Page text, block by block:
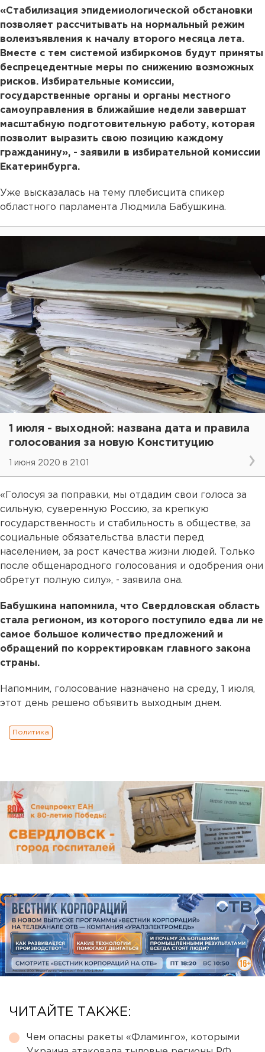
«Стабилизация эпидемиологической обстановки
позволяет рассчитывать на нормальный режим
волеизъявления к началу второго месяца лета.
Вместе с тем системой избиркомов будут приняты
беспрецедентные меры по снижению возможных
рисков. Избирательные комиссии,
государственные органы и органы местного
самоуправления в ближайшие недели завершат
масштабную подготовительную работу, которая
позволит выразить свою позицию каждому
гражданину», - заявили в избирательной комиссии
Екатеринбурга.
Уже высказалась на тему плебисцита спикер
областного парламента Людмила Бабушкина.
1 июля - выходной: названа дата и правила
голосования за новую Конституцию
1 июня 2020 в 21:01
«Голосуя за поправки, мы отдадим свои голоса за
сильную, суверенную Россию, за крепкую
государственность и стабильность в обществе, за
социальные обязательства власти перед
населением, за рост качества жизни людей. Только
после общенародного голосования и одобрения они
обретут полную силу», - заявила она.
Бабушкина напомнила, что Свердловская область
стала регионом, из которого поступило едва ли не
самое большое количество предложений и
обращений по корректировкам главного закона
страны.
Напомним, голосование назначено на среду, 1 июля,
этот день решено объявить выходным днем.
Политика
ЧИТАЙТЕ ТАКЖЕ:
Чем опасны ракеты «Фламинго», которыми